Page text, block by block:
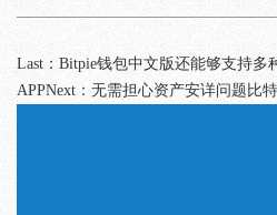
Last：Bitpie钱包中文版还能够支持多
APPNext：无需担心资产安详问题比特